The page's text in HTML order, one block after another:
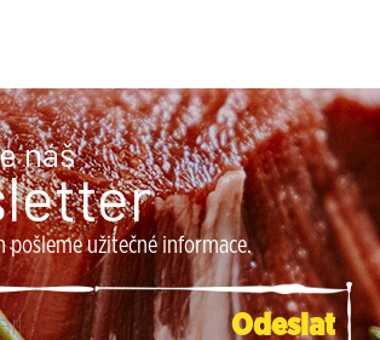
náš
pošleme užitečné informace.